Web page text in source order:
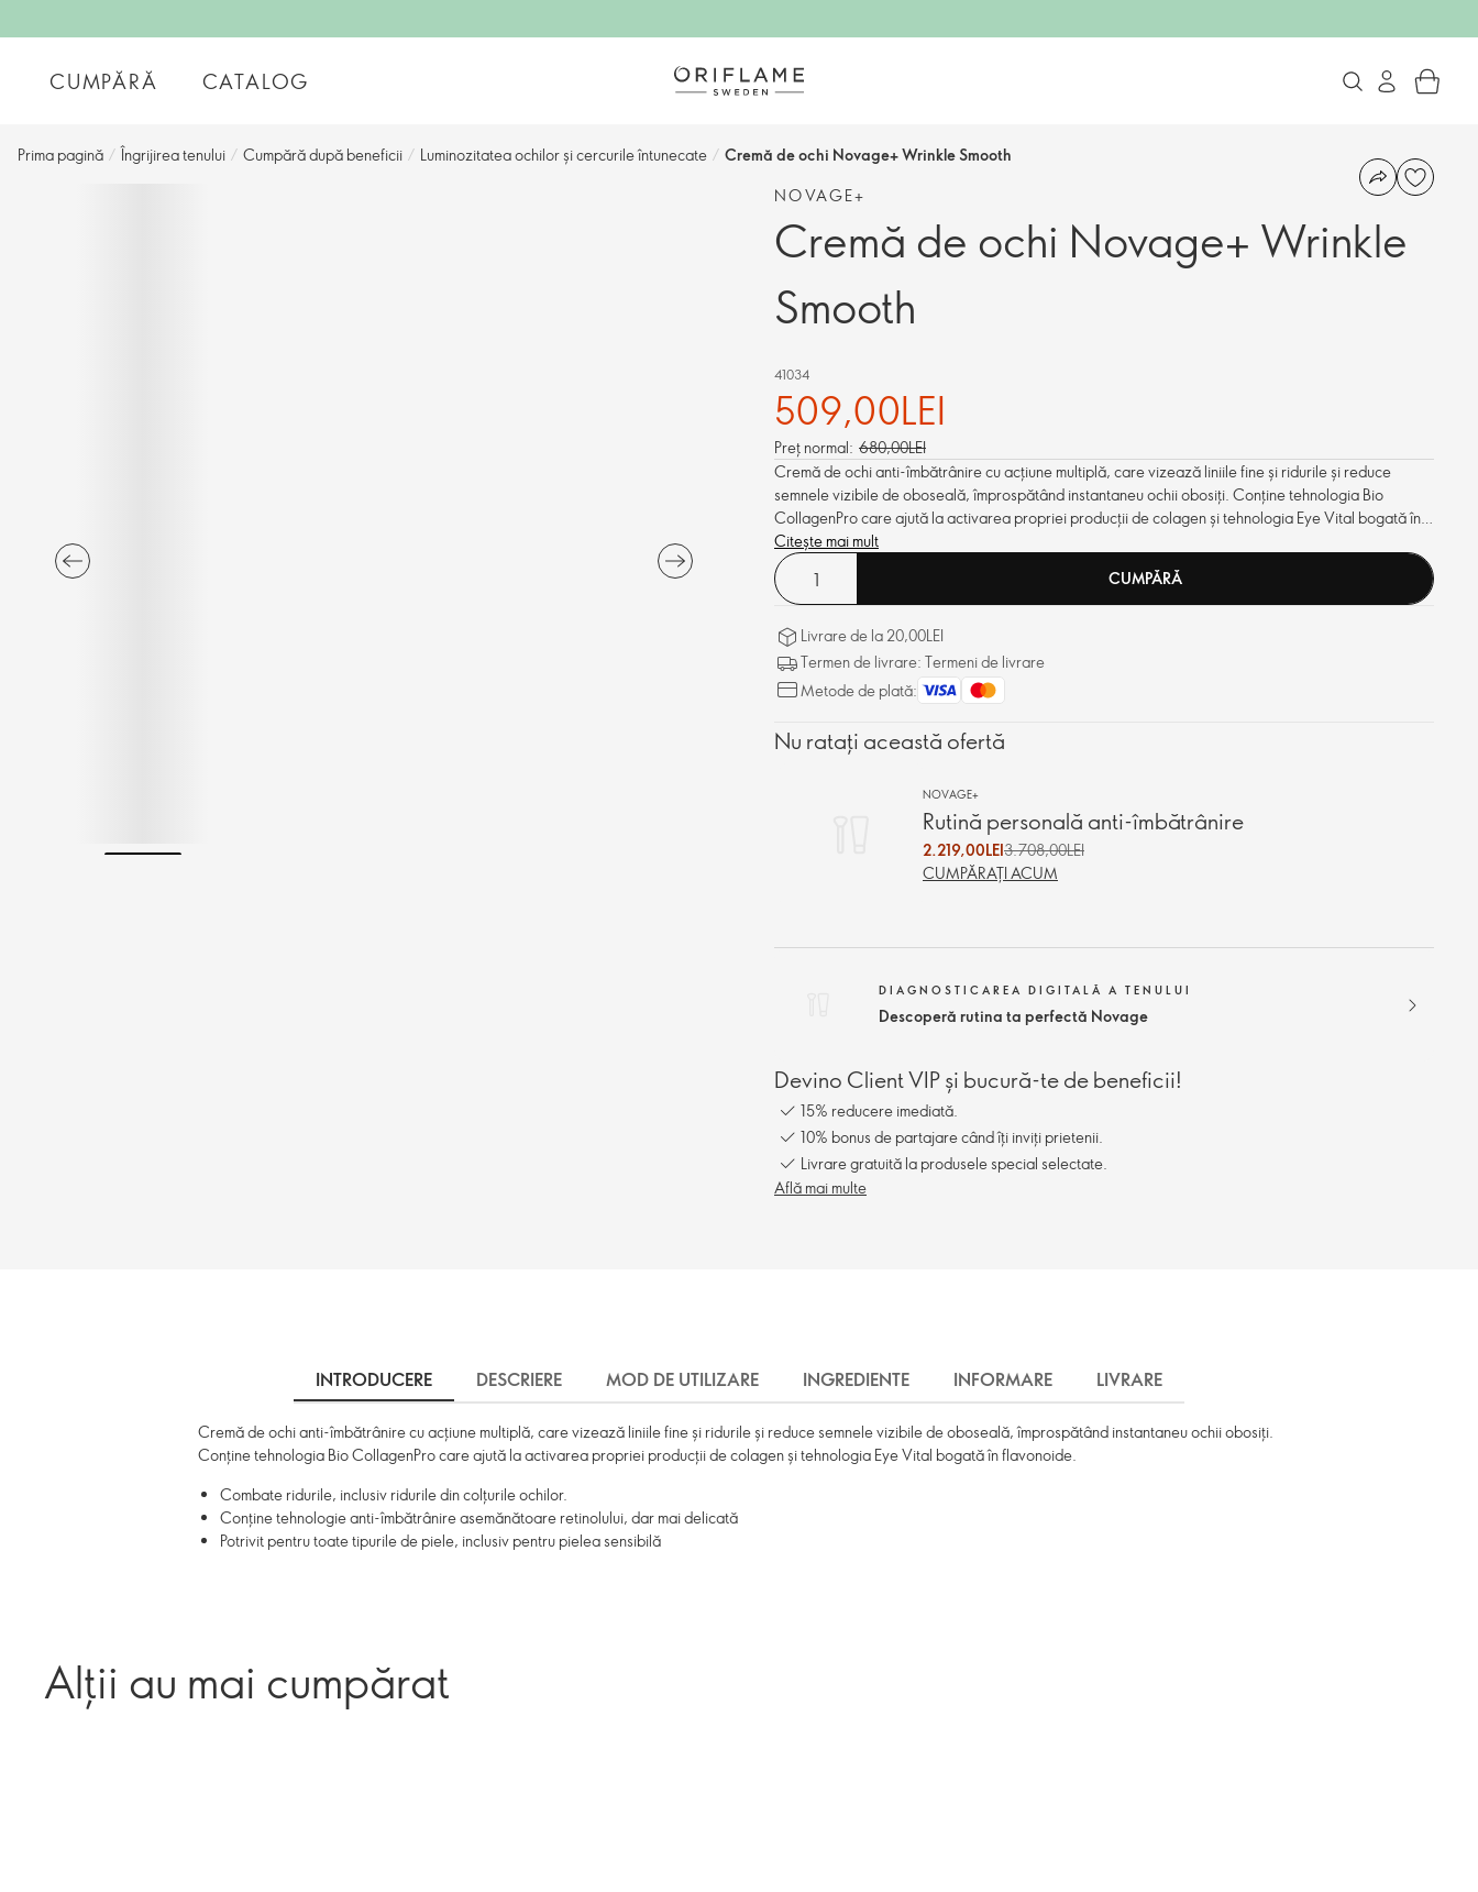
CUMPĂRĂ CATALOG
Prima pagină / Îngrijirea tenului / Cumpără după beneficii / Luminozitatea ochilor și cercurile întunecate / Cremă de ochi Novage+ Wrinkle Smooth
NOVAGE+
Cremă de ochi Novage+ Wrinkle
Smooth
41034
509,00LEI
Preț normal: 680,00LEI
Cremă de ochi anti-îmbătrânire cu acțiune multiplă, care vizează liniile fine și ridurile și reduce
semnele vizibile de oboseală, împrospătând instantaneu ochii obosiți. Conține tehnologia Bio
CollagenPro care ajută la activarea propriei producții de colagen și tehnologia Eye Vital bogată în
flavonoide.
Citește mai mult
CUMPĂRĂ
Livrare de la 20,00LEI
Termen de livrare: Termeni de livrare
Metode de plată:
Nu ratați această ofertă
NOVAGE+
Rutină personală anti-îmbătrânire
2.219,00LEI3.708,00LEI
CUMPĂRAȚI ACUM
DIAGNOSTICAREA DIGITALĂ A TENULUI
Descoperă rutina ta perfectă Novage
Devino Client VIP și bucură-te de beneficii!
15% reducere imediată.
10% bonus de partajare când îți inviți prietenii.
Livrare gratuită la produsele special selectate.
Află mai multe
INTRODUCERE DESCRIERE MOD DE UTILIZARE INGREDIENTE INFORMARE LIVRARE
Cremă de ochi anti-îmbătrânire cu acțiune multiplă, care vizează liniile fine și ridurile și reduce semnele vizibile de oboseală, împrospătând instantaneu ochii obosiți.
Conține tehnologia Bio CollagenPro care ajută la activarea propriei producții de colagen și tehnologia Eye Vital bogată în flavonoide.
Combate ridurile, inclusiv ridurile din colțurile ochilor.
Conține tehnologie anti-îmbătrânire asemănătoare retinolului, dar mai delicată
Potrivit pentru toate tipurile de piele, inclusiv pentru pielea sensibilă
Alții au mai cumpărat